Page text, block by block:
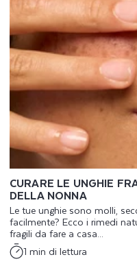
CURARE LE UNGHIE
DELLA NONNA
Le tue unghie sono molli,
facilmente? Ecco i rimedi
fragili da fare a casa...
1 min di lettura